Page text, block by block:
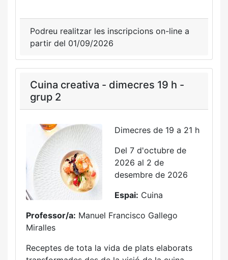
Podreu realitzar les inscripcions on-line a
partir del 01/09/2026
Cuina creativa - dimecres 19 h -
grup 2
Dimecres de 19 a 21 h
Del 7 d'octubre de
2026 al 2 de
desembre de 2026
Espai: Cuina
Professor/a: Manuel Francisco Gallego
Miralles
Receptes de tota la vida de plats elaborats